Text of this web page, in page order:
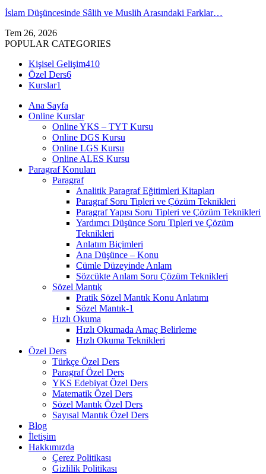
İslam Düşüncesinde Sâlih ve Muslih Arasındaki Farklar…
Tem 26, 2026
POPULAR CATEGORIES
Kişisel Gelişim410
Özel Ders6
Kurslar1
Ana Sayfa
Online Kurslar
Online YKS – TYT Kursu
Online DGS Kursu
Online LGS Kursu
Online ALES Kursu
Paragraf Konuları
Paragraf
Analitik Paragraf Eğitimleri Kitapları
Paragraf Soru Tipleri ve Çözüm Teknikleri
Paragraf Yapısı Soru Tipleri ve Çözüm Teknikleri
Yardımcı Düşünce Soru Tipleri ve Çözüm
Teknikleri
Anlatım Biçimleri
Ana Düşünce – Konu
Cümle Düzeyinde Anlam
Sözcükte Anlam Soru Çözüm Teknikleri
Sözel Mantık
Pratik Sözel Mantık Konu Anlatımı
Sözel Mantık-1
Hızlı Okuma
Hızlı Okumada Amaç Belirleme
Hızlı Okuma Teknikleri
Özel Ders
Türkçe Özel Ders
Paragraf Özel Ders
YKS Edebiyat Özel Ders
Matematik Özel Ders
Sözel Mantık Özel Ders
Sayısal Mantık Özel Ders
Blog
İletişim
Hakkımızda
Çerez Politikası
Gizlilik Politikası